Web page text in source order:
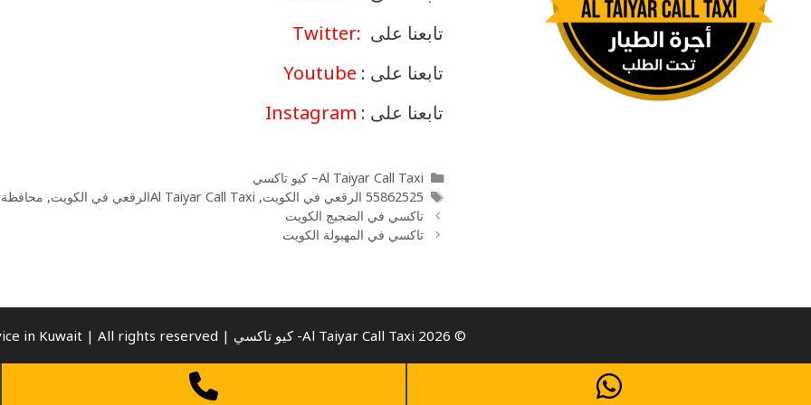
تابعنا على :
Twitter
تابعنا على : Youtube
تابعنا على : Instagram
Al Taiyar Call Taxi– كيو تاكسي
55862525 الرقعي في الكويت
, Al Taiyar Call Taxiالرقعي في الكويت , محافظة
تاكسي في الضجيج الكويت
تاكسي في المهبولة الكويت
© 2026 Al Taiyar Call Taxi- كيو تاكسي | Taxi Service in Kuwait | All rights reserved.